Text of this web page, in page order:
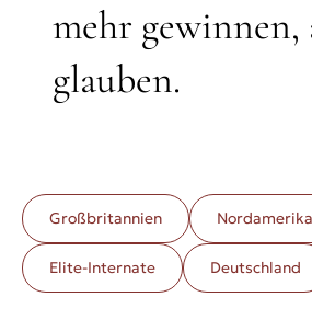
mehr gewinnen,
glauben.
Großbritannien Nordamerika
Elite-Internate Deutschland